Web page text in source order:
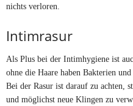
nichts verloren.
Intimrasur
Als Plus bei der Intimhygiene ist
ohne die Haare haben Bakterien
Bei der Rasur ist darauf zu achten,
und möglichst neue Klingen zu